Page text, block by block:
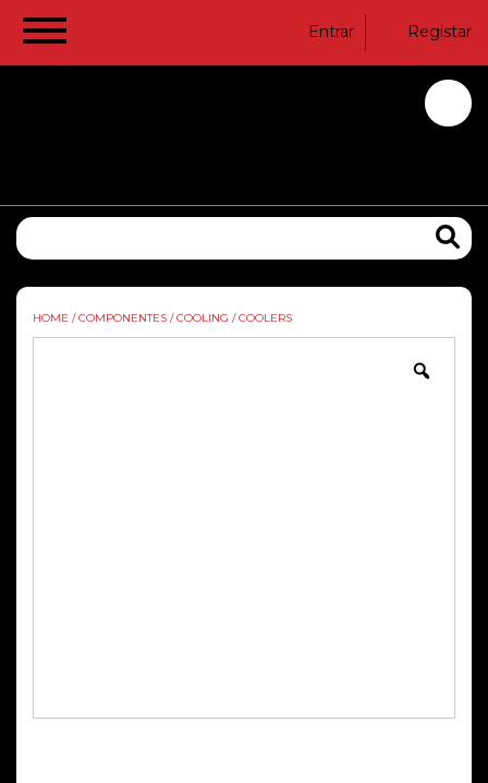
Entrar Registar
HOME / COMPONENTES / COOLING / COOLERS